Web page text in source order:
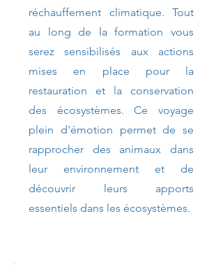
réchauffement climatique. Tout
au long de la formation vous
serez sensibilisés aux actions
mises en place pour la
restauration et la conservation
des écosystèmes. Ce voyage
plein d'émotion permet de se
rapprocher des animaux dans
leur environnement et de
découvrir leurs apports
essentiels dans les écosystèmes.